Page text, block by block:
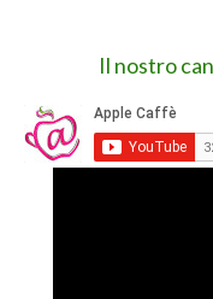
Il nostro